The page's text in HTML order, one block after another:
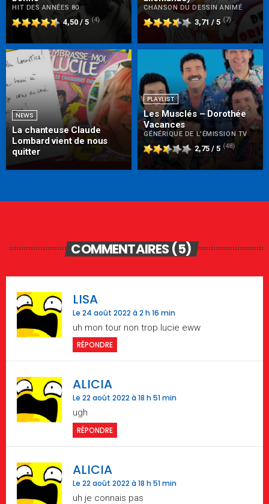
HIT DES ANNÉES 80
4,50 / 5 (4)
CHANSON DU DESSIN ANIMÉ
3,71 / 5 (7)
NEWS
La chanteuse Claude
Lombard vient de nous
quitter
PLAYLIST
Les Musclés – Dorothée
Vacances
GÉNÉRIQUE DE L'ÉMISSION TV
2,75 / 5 (48)
COMMENTAIRES (5)
LISA
Le 24 août 2022 à 2 h 16 min
uh mon tour non trop lucie eww
RÉPONDRE
ALICIA
Le 22 août 2022 à 18 h 51 min
ugh
RÉPONDRE
ALICIA
Le 22 août 2022 à 18 h 51 min
uh je connais pas